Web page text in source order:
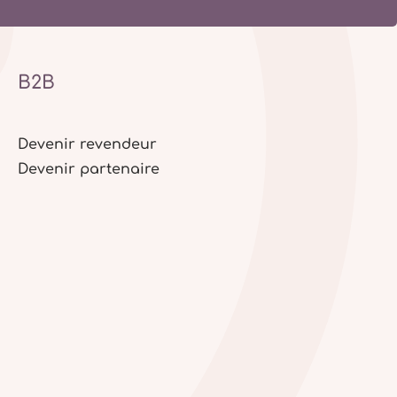
B2B
Devenir revendeur
Devenir partenaire